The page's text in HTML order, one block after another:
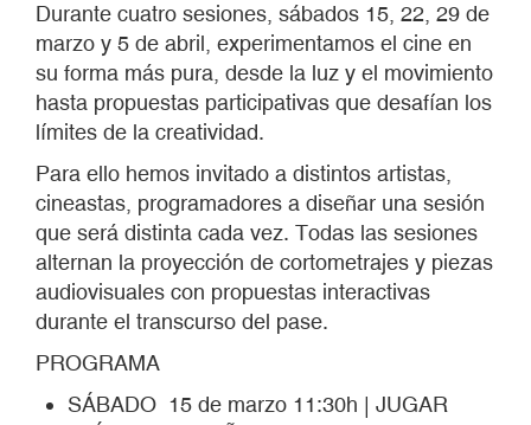
Durante cuatro sesiones, sábados 15, 22, 29 de
marzo y 5 de abril, experimentamos el cine en
su forma más pura, desde la luz y el movimiento
hasta propuestas participativas que desafían los
límites de la creatividad.
Para ello hemos invitado a distintos artistas,
cineastas, programadores a diseñar una sesión
que será distinta cada vez. Todas las sesiones
alternan la proyección de cortometrajes y piezas
audiovisuales con propuestas interactivas
durante el transcurso del pase.
PROGRAMA
SÁBADO 15 de marzo 11:30h | JUGAR